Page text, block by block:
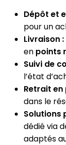
Dépôt et
pour un
Livraison :
en points
Suivi de
l’état
Retrait en
dans le
Solutions
dédié via
adaptés